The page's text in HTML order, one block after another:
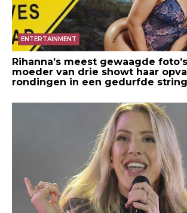
ENTERTAINMENT
Rihanna’s meest gewaagde
moeder van drie showt haar
rondingen in een gedurfde